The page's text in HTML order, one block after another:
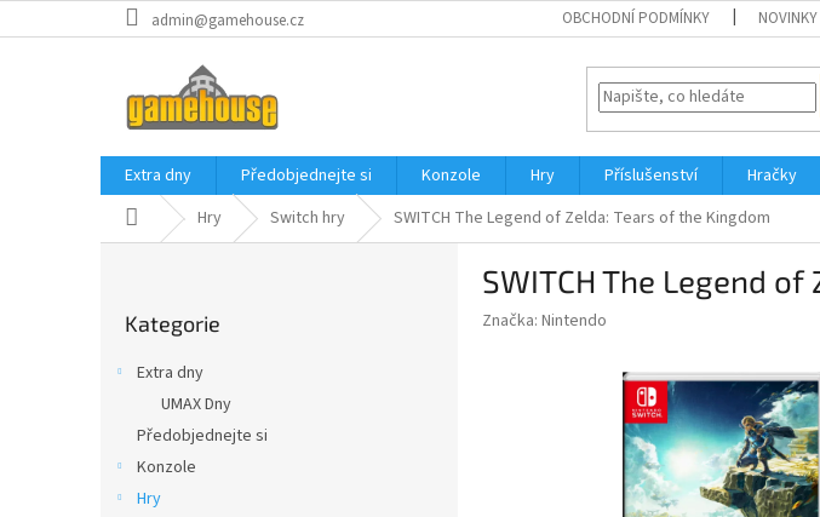
na
admin@gamehouse.cz OBCHODNÍ PODMÍNKY NOVINKY
Extra dny Předobjednejte si Konzole Hry Příslušenství Hračky
Domů Hry Switch hry SWITCH The Legend of Zelda: Tears of the Kingdom
kategorie
Kategorie
Extra dny
UMAX Dny
Předobjednejte si
Konzole
Hry
SWITCH The Legend
Značka: Nintendo